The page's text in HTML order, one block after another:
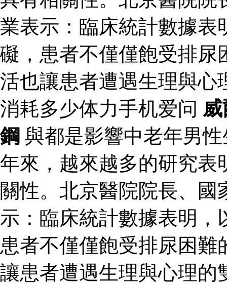
業表示：臨床統計數據表
礙，患者不僅僅飽受排尿
活也讓患者遭遇生理與
消耗多少体力手机爱问
鋼 與都是影響中老年男
年來，越來越多的研究表
關性。北京醫院院長、
示：臨床統計數據表明，
患者不僅僅飽受排尿困
讓患者遭遇生理與心理